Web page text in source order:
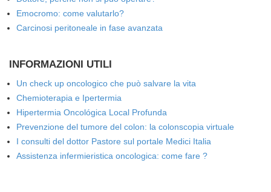
Emocromo: come valutarlo?
Carcinosi peritoneale in fase avanzata
INFORMAZIONI UTILI
Un check up oncologico che può salvare la vita
Chemioterapia e Ipertermia
Hipertermia Oncológica Local Profunda
Prevenzione del tumore del colon: la colonscopia virtuale
I consulti del dottor Pastore sul portale Medici Italia
Assistenza infermieristica oncologica: come fare ?